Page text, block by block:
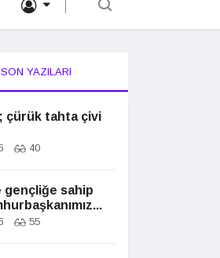
SON YAZILARI
çürük tahta çivi
40
gençliğe sahip
55